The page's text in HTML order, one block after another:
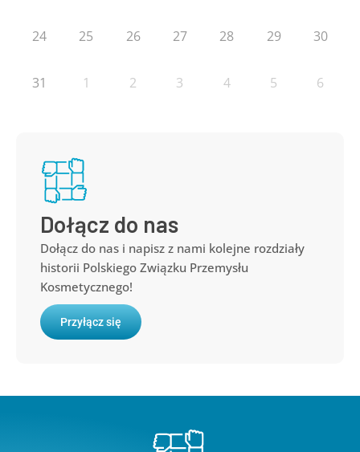
24 25 26 27 28 29 30
31 1 2 3 4 5 6
Dołącz do nas
Dołącz do nas i napisz z nami kolejne rozdziały
historii Polskiego Związku Przemysłu
Kosmetycznego!
Przyłącz się